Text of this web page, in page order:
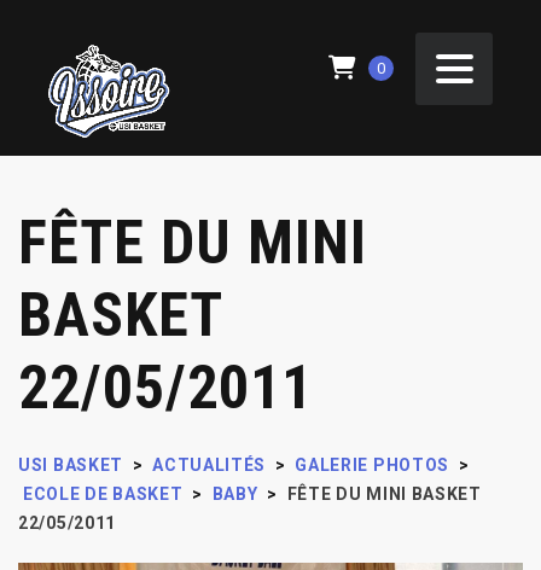
0
FÊTE DU MINI
BASKET
22/05/2011
USI BASKET > ACTUALITÉS > GALERIE PHOTOS
>
ECOLE DE BASKET
> BABY >
FÊTE DU MINI BASKET
22/05/2011